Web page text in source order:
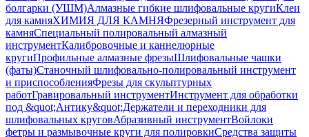
болгарки (УШМ)Алмазные гибкие шлифовальные кругиКлеи
для камняХИМИЯ ДЛЯ КАМНЯФрезерный инструмент для
камняСпециальный полировальный алмазный
инструментКалибровочные и каннелюрные
кругиПрофильные алмазные фрезыШлифовальные чашки
(фаты)Станочный шлифовально-полировальный инструмент
и приспособленияФрезы для скульптурных
работГравировальный инструментИнструмент для обработки
под &quot;Антику&quot;Держатели и переходники для
шлифовальных круговАбразивный инструментВойлоки
фетры и размывочные круги для полировкиСредства защиты